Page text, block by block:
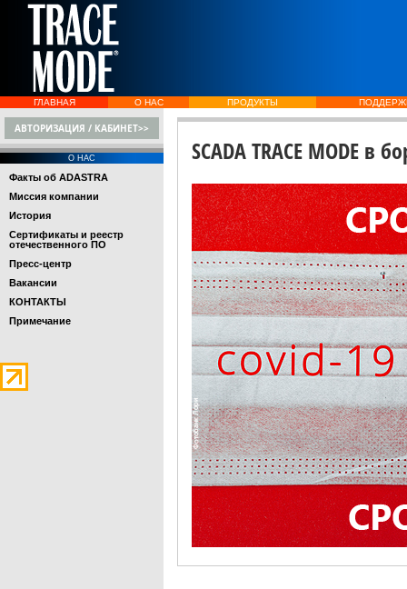
ГЛАВНАЯ О НАС ПРОДУКТЫ
АВТОРИЗАЦИЯ / КАБИНЕТ>>
О НАС
Факты об ADASTRA
Миссия компании
История
Сертификаты и реестр
отечественного ПО
Пресс-центр
Вакансии
КОНТАКТЫ
Примечание
SCADA TRACE MODE в